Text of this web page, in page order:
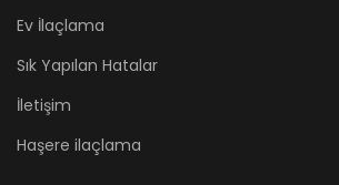
Ev İlaçlama
Sık Yapılan Hatalar
İletişim
Haşere ilaçlama